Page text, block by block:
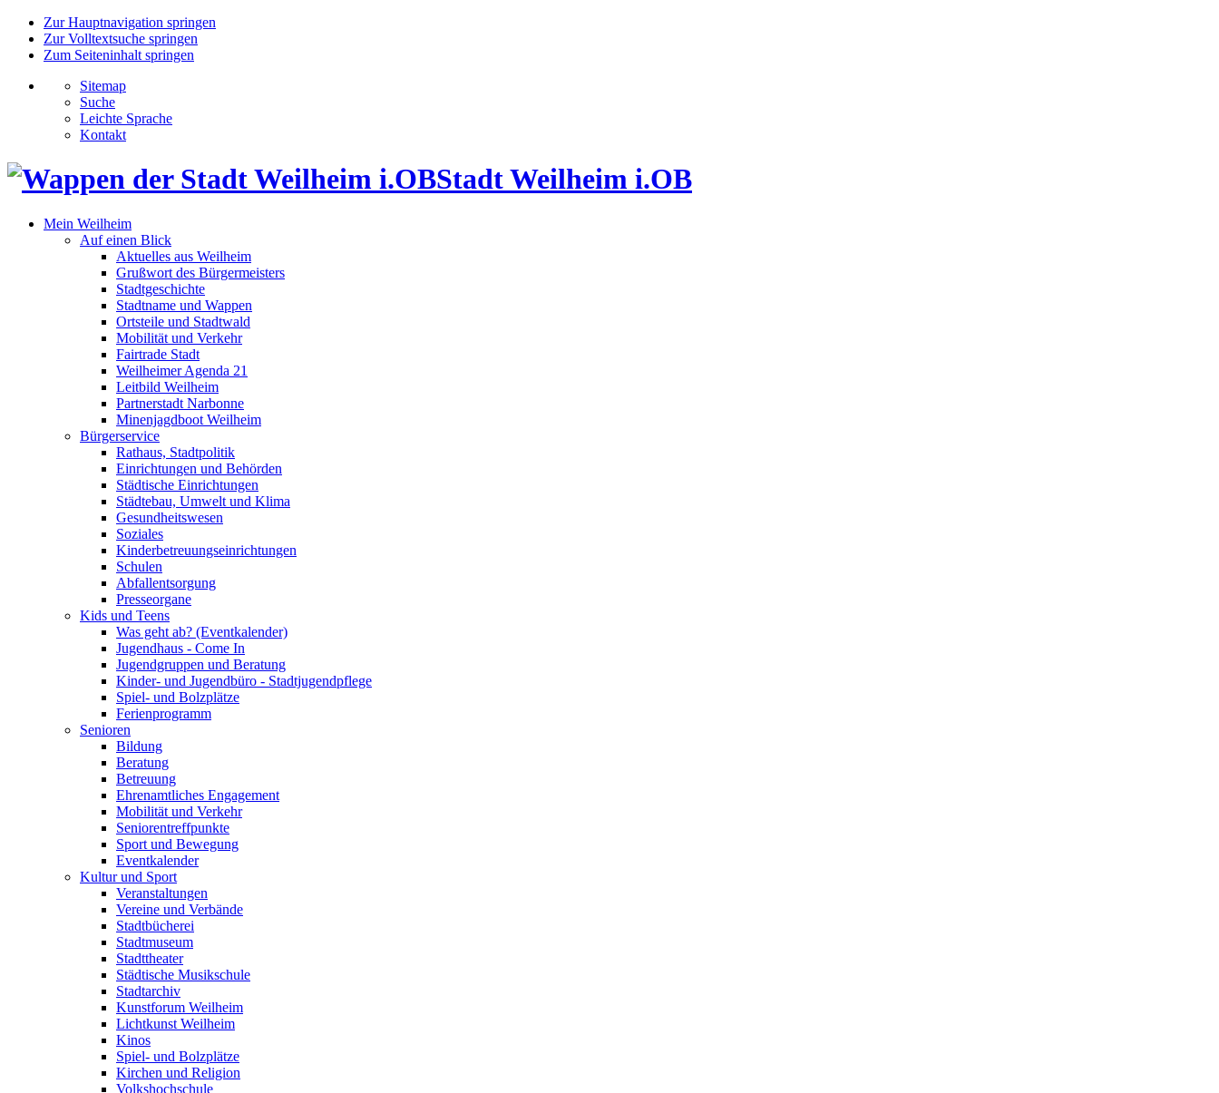
Zur Hauptnavigation springen
Zur Volltextsuche springen
Zum Seiteninhalt springen
Sitemap
Suche
Leichte Sprache
Kontakt
Stadt Weilheim i.OB
Mein Weilheim
Auf einen Blick
Aktuelles aus Weilheim
Grußwort des Bürgermeisters
Stadtgeschichte
Stadtname und Wappen
Ortsteile und Stadtwald
Mobilität und Verkehr
Fairtrade Stadt
Weilheimer Agenda 21
Leitbild Weilheim
Partnerstadt Narbonne
Minenjagdboot Weilheim
Bürgerservice
Rathaus, Stadtpolitik
Einrichtungen und Behörden
Städtische Einrichtungen
Städtebau, Umwelt und Klima
Gesundheitswesen
Soziales
Kinderbetreuungseinrichtungen
Schulen
Abfallentsorgung
Presseorgane
Kids und Teens
Was geht ab? (Eventkalender)
Jugendhaus - Come In
Jugendgruppen und Beratung
Kinder- und Jugendbüro - Stadtjugendpflege
Spiel- und Bolzplätze
Ferienprogramm
Senioren
Bildung
Beratung
Betreuung
Ehrenamtliches Engagement
Mobilität und Verkehr
Seniorentreffpunkte
Sport und Bewegung
Eventkalender
Kultur und Sport
Veranstaltungen
Vereine und Verbände
Stadtbücherei
Stadtmuseum
Stadttheater
Städtische Musikschule
Stadtarchiv
Kunstforum Weilheim
Lichtkunst Weilheim
Kinos
Spiel- und Bolzplätze
Kirchen und Religion
Volkshochschule